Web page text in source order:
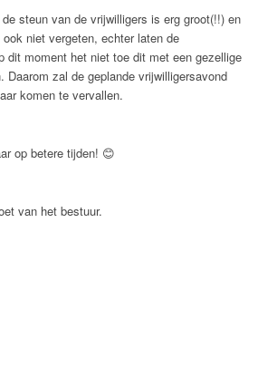
steun van de vrijwilligers is erg groot(!!) en
niet vergeten, echter laten de
dit moment het niet toe dit met een gezellige
Daarom zal de geplande vrijwilligersavond
komen te vervallen.
op betere tijden! 😊
van het bestuur.